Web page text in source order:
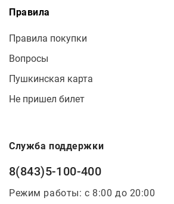
Правила
Правила покупки
Вопросы
Пушкинская карта
Не пришел билет
Служба поддержки
8(843)5-100-400
Режим работы: с 8:00 до 20:00